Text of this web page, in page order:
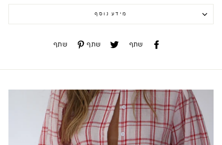
מידע נוסף
שתף שתף שתף שתף שתף